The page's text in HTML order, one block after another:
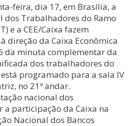
feira, dia 17, em Brasília, a
dos Trabalhadores do Ramo
e a CEE/Caixa fazem
direção da Caixa Econômica
da minuta complementar da
dos trabalhadores do
programado para a sala IV
no 21º andar.
nacional dos
a participação da Caixa na
Nacional dos Bancos